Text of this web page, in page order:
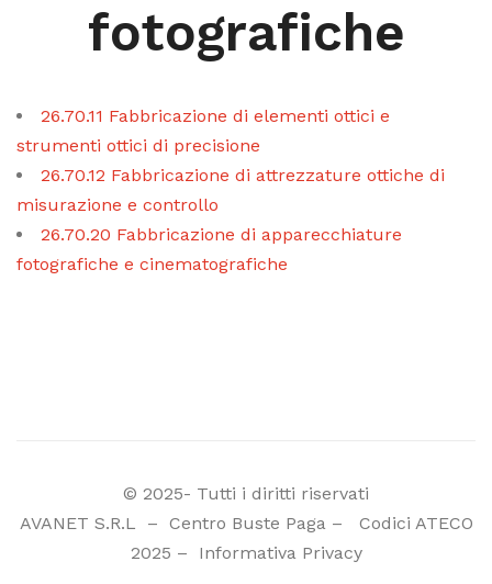
fotografiche
26.70.11 Fabbricazione di elementi ottici e
strumenti ottici di precisione
26.70.12 Fabbricazione di attrezzature ottiche di
misurazione e controllo
26.70.20 Fabbricazione di apparecchiature
fotografiche e cinematografiche
© 2025- Tutti i diritti riservati
AVANET S.R.L
– Centro Buste Paga– Codici ATECO
2025 – Informativa Privacy